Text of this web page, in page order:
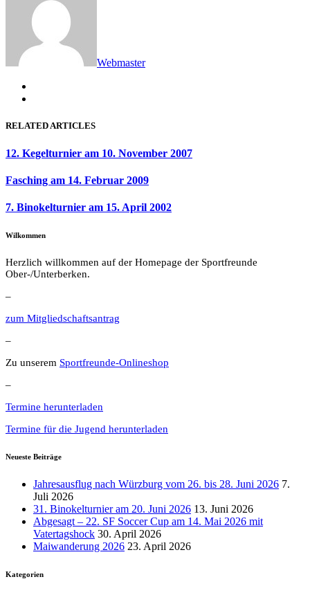
Webmaster
RELATED ARTICLES
12. Kegelturnier am 10. November 2007
Fasching am 14. Februar 2009
7. Binokelturnier am 15. April 2002
Wilkommen
Herzlich willkommen auf der Homepage der Sportfreunde
Ober-/Unterberken.
–
zum Mitgliedschaftsantrag
–
Zu unserem Sportfreunde-Onlineshop
–
Termine herunterladen
Termine für die Jugend herunterladen
Neueste Beiträge
Jahresausflug nach Würzburg vom 26. bis 28. Juni 2026 7.
Juli 2026
31. Binokelturnier am 20. Juni 2026 13. Juni 2026
Abgesagt – 22. SF Soccer Cup am 14. Mai 2026 mit
Vatertagshock 30. April 2026
Maiwanderung 2026 23. April 2026
Kategorien